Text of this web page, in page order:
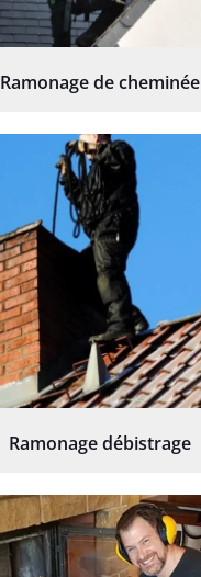
Ramonage de cheminée
Ramonage débistrage